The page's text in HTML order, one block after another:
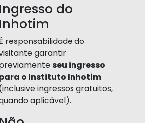
do
responsabilidade do
garantir
seu ingresso
o Instituto Inhotim
ingressos gratuitos,
aplicável).